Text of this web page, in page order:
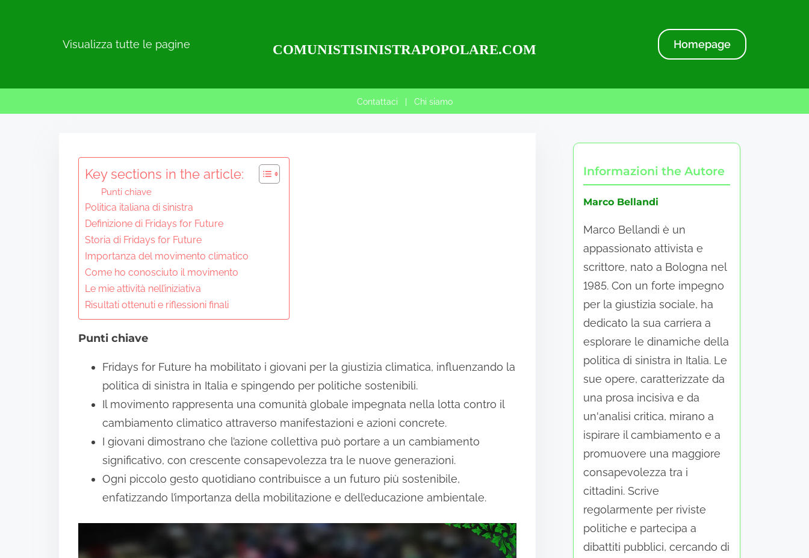
Visualizza tutte le pagine COMUNISTISINISTRAPOPOLARE.COM Homepage
Contattaci | Chi siamo
Key sections in the article:
Punti chiave
Politica italiana di sinistra
Definizione di Fridays for Future
Storia di Fridays for Future
Importanza del movimento climatico
Come ho conosciuto il movimento
Le mie attività nell’iniziativa
Risultati ottenuti e riflessioni finali
Punti chiave
Fridays for Future ha mobilitato i giovani per la giustizia climatica, influenzando la
politica di sinistra in Italia e spingendo per politiche sostenibili.
Il movimento rappresenta una comunità globale impegnata nella lotta contro il
cambiamento climatico attraverso manifestazioni e azioni concrete.
I giovani dimostrano che l’azione collettiva può portare a un cambiamento
significativo, con crescente consapevolezza tra le nuove generazioni.
Ogni piccolo gesto quotidiano contribuisce a un futuro più sostenibile,
enfatizzando l’importanza della mobilitazione e dell’educazione ambientale.
Informazioni the Autore
Marco Bellandi
Marco Bellandi è un
appassionato attivista e
scrittore, nato a Bologna nel
1985. Con un forte impegno
per la giustizia sociale, ha
dedicato la sua carriera a
esplorare le dinamiche della
politica di sinistra in Italia. Le
sue opere, caratterizzate da
una prosa incisiva e da
un'analisi critica, mirano a
ispirare il cambiamento e a
promuovere una maggiore
consapevolezza tra i
cittadini. Scrive
regolarmente per riviste
politiche e partecipa a
dibattiti pubblici, cercando di